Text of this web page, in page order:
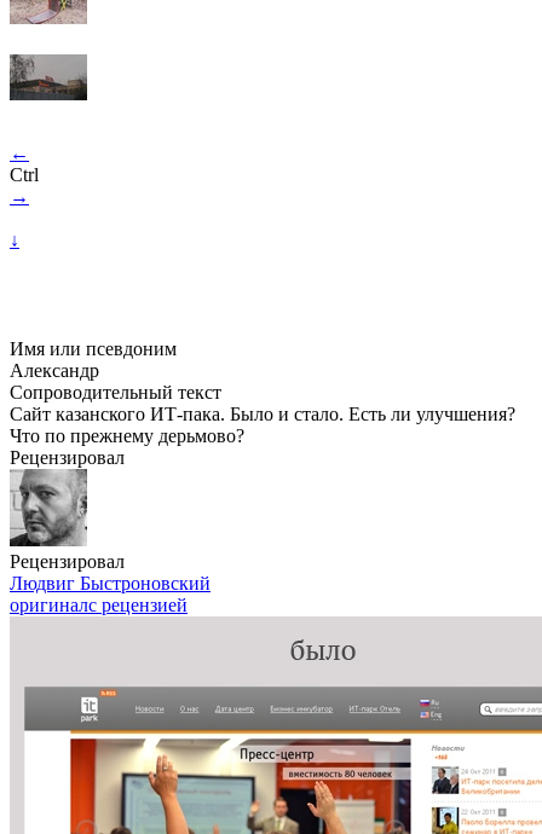
←
Ctrl
→
↓
Имя или псевдоним
Александр
Сопроводительный текст
Сайт казанского ИТ-пака. Было и стало. Есть ли улучшения?
Что по прежнему дерьмово?
Рецензировал
Рецензировал
Людвиг Быстроновский
оригиналс рецензией